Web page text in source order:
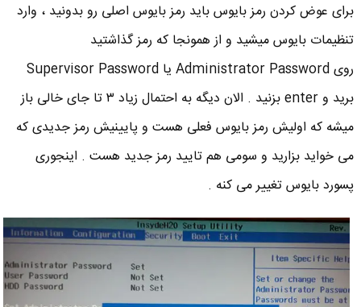
برای عوض کردن رمز بایوس باید رمز بایوس اصلی رو بدونید ، وارد
تنظیمات بایوس میشید و از همونجا که رمز گذاشتید
روی Administrator Password یا Supervisor Password
برید و enter بزنید . الان دیگه به احتمال زیاد ۳ تا جای خالی باز
میشه که اولیش رمز بایوس فعلی هست و پایینیش رمز جدیدی که
می خواید بزارید و سومی هم تایید رمز جدید هست . اینجوری
پسورد بایوس تغییر می کنه .